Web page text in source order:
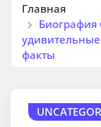
Главная
Биография
факты